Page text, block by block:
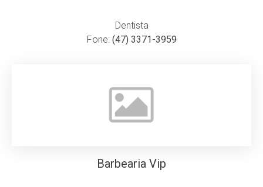
Dentista
Fone: (47) 3371-3959
Barbearia Vip